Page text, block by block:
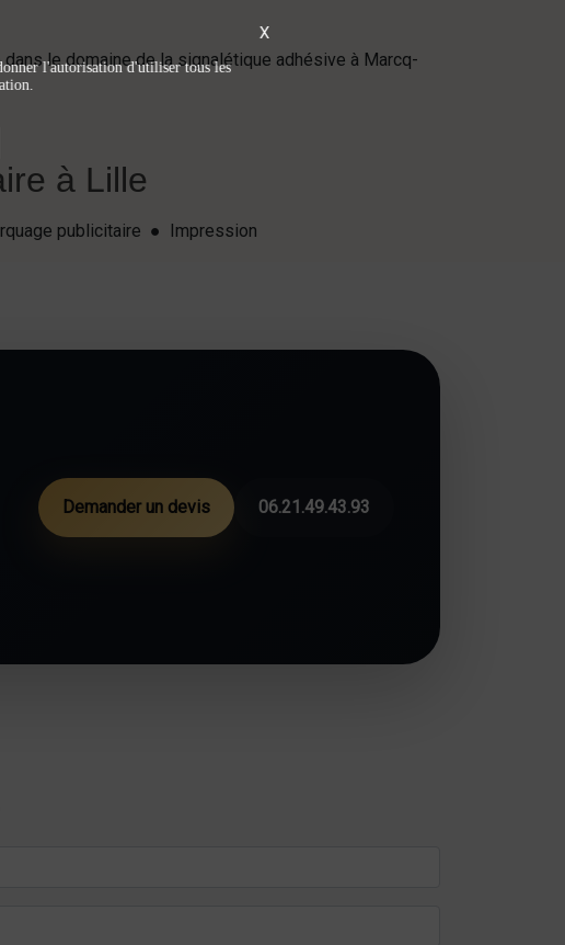
le domaine de la signalétique adhésive à Marcq-
à Lille
publicitaire ● Impression
Demander un devis 06.21.49.43.93
X
l'autorisation d'utiliser tous les